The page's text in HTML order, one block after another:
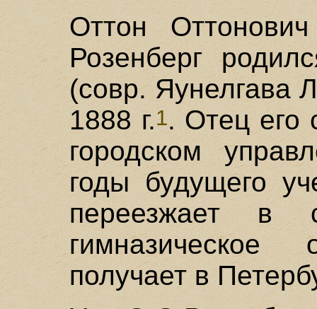
Оттон
Розенберг
(совр. Яунелгава
1888 г.1. Отец его
городском
годы будущего
переезжает в
гимназическое
получает в